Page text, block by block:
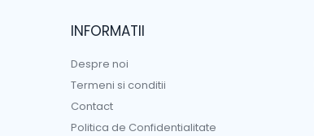
INFORMATII
Despre noi
Termeni si conditii
Contact
Politica de Confidentialitate